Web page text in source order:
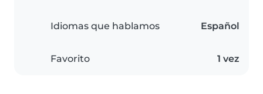
Idiomas que hablamos Español
Favorito 1 vez